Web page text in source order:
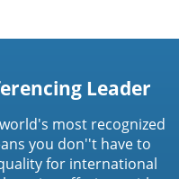
Leader
most recognized
you don''t have to
for international